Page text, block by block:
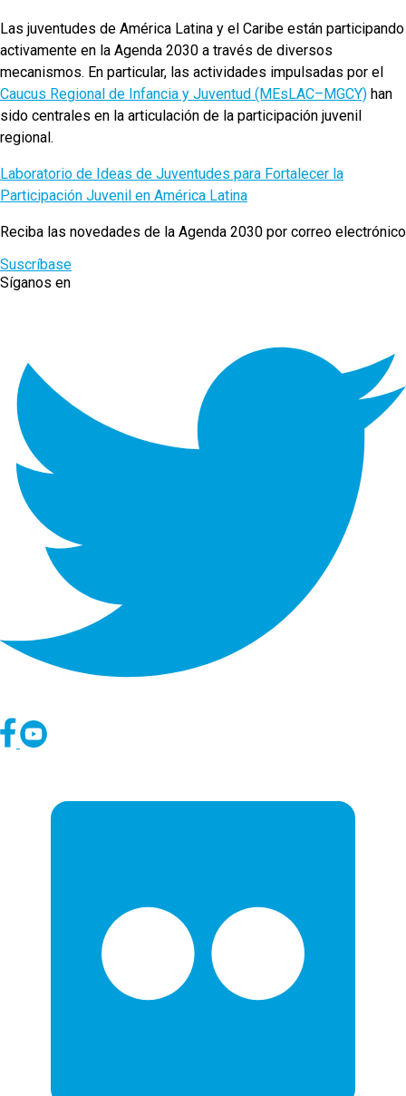
Las juventudes de América Latina y el Caribe están participando
activamente en la Agenda 2030 a través de diversos
mecanismos. En particular, las actividades impulsadas por el
Caucus Regional de Infancia y Juventud (MEsLAC–MGCY) han
sido centrales en la articulación de la participación juvenil
regional.
Laboratorio de Ideas de Juventudes para Fortalecer la
Participación Juvenil en América Latina
Reciba las novedades de la Agenda 2030 por correo electrónico
Suscríbase
Síganos en